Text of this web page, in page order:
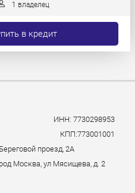
1 владелец
в кредит
ИНН: 7730298953
КПП:773001001
проезд, 2А
Москва, ул Мясищева, д. 2